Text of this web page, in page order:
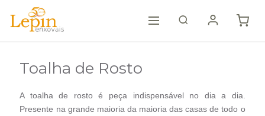
Toalha de Rosto
A toalha de rosto é peça indispensável no dia a dia.
Presente na grande maioria da maioria das casas de todo o